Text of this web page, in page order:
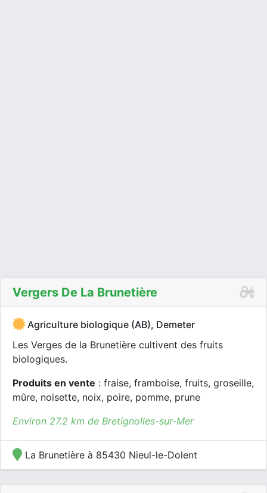
Vergers De La Brunetière
Agriculture biologique (AB), Demeter
Les Verges de la Brunetière cultivent des fruits
biologiques.
Produits en vente : fraise, framboise, fruits, groseille,
mûre, noisette, noix, poire, pomme, prune
Environ 27.2 km de Bretignolles-sur-Mer
La Brunetière à 85430 Nieul-le-Dolent